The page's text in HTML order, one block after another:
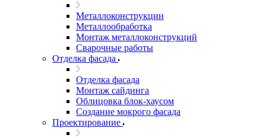
Металлоконструкции
Металлообработка
Монтаж металлоконструкций
Сварочные работы
Отделка фасада
Отделка фасада
Монтаж сайдинга
Облицовка блок-хаусом
Создание мокрого фасада
Проектирование